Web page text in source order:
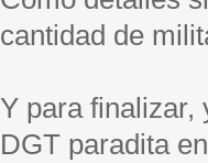
cantidad de
Y para finalizar,
DGT paradita